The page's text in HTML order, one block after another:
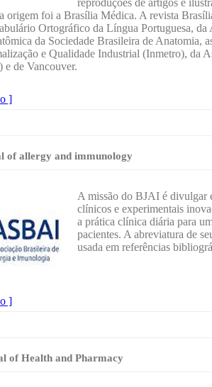
origem foi a Brasília Médica. A revista
Ortográfico da Língua Portuguesa, da
da Sociedade Brasileira de Anatomia,
e Qualidade Industrial (Inmetro), da
de Vancouver.
]
of allergy and immunology
A missão do BJAI é divulgar
clínicos e experimentais
a prática clínica diária para
pacientes. A abreviatura de
usada em referências
]
of Health and Pharmacy